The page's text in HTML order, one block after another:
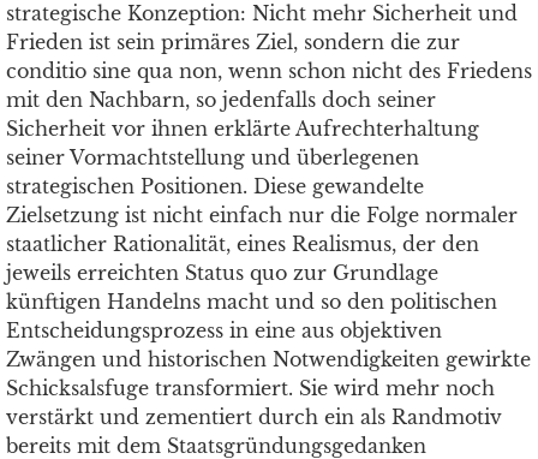
strategische Konzeption: Nicht mehr Sicherheit und
Frieden ist sein primäres Ziel, sondern die zur
conditio sine qua non, wenn schon nicht des Friedens
mit den Nachbarn, so jedenfalls doch seiner
Sicherheit vor ihnen erklärte Aufrechterhaltung
seiner Vormachtstellung und überlegenen
strategischen Positionen. Diese gewandelte
Zielsetzung ist nicht einfach nur die Folge normaler
staatlicher Rationalität, eines Realismus, der den
jeweils erreichten Status quo zur Grundlage
künftigen Handelns macht und so den politischen
Entscheidungsprozess in eine aus objektiven
Zwängen und historischen Notwendigkeiten gewirkte
Schicksalsfuge transformiert. Sie wird mehr noch
verstärkt und zementiert durch ein als Randmotiv
bereits mit dem Staatsgründungsgedanken